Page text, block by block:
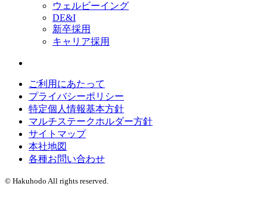
ウェルビーイング
DE&I
新卒採用
キャリア採用
ご利用にあたって
プライバシーポリシー
特定個人情報基本方針
マルチステークホルダー方針
サイトマップ
本社地図
各種お問い合わせ
© Hakuhodo All rights reserved.